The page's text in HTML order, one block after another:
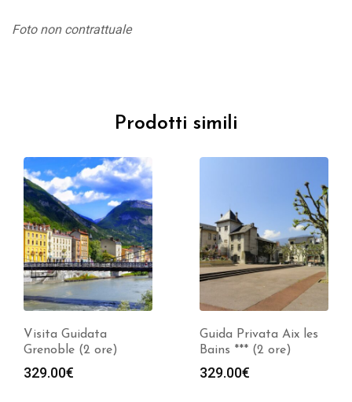
Foto non contrattuale
Prodotti simili
Guida Privata Aix les
Bains *** (2 ore)
329.00€
Guida Privata Moulins
*** (2 ore)
309.00€